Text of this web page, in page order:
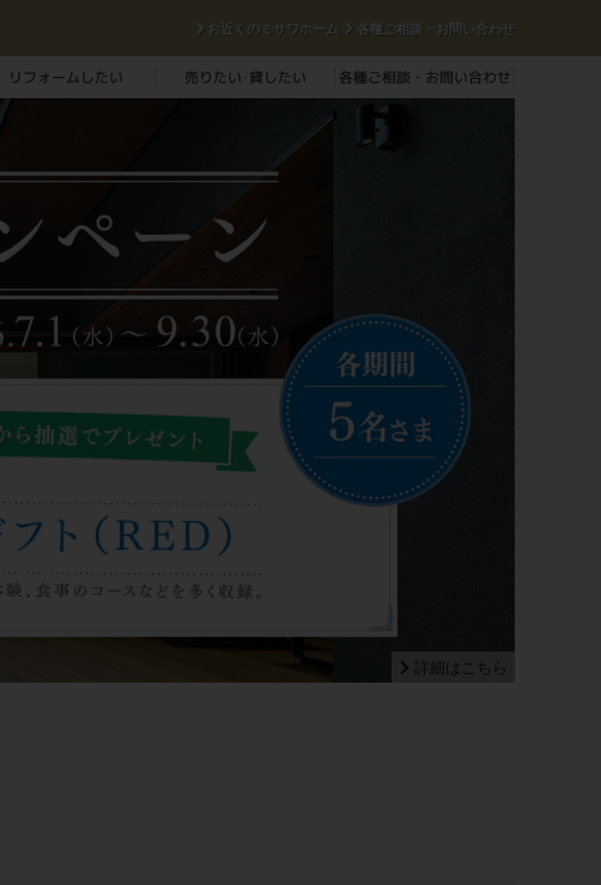
リフォームしたい 売りたい･貸したい 各種ご相談・お問い合わせ
お近くのミサワホーム 各種ご相談・お問い合わせ
詳細はこちら
詳細はこちら